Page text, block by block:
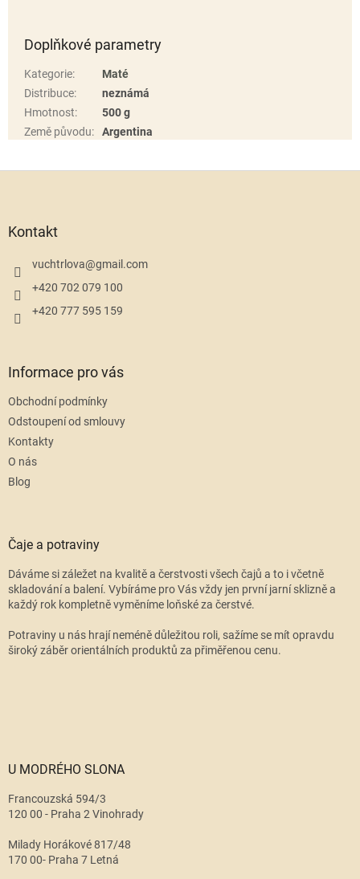
Doplňkové parametry
Kategorie:
Maté
Distribuce:
neznámá
Hmotnost:
500 g
Země původu: Argentina
Kontakt
vuchtrlova@gmail.com
+420 702 079 100
+420 777 595 159
Informace pro vás
Obchodní podmínky
Odstoupení od smlouvy
Kontakty
O nás
Blog
Čaje a potraviny
Dáváme si záležet na kvalitě a čerstvosti všech čajů a to i včetně
skladování a balení. Vybíráme pro Vás vždy jen první jarní sklizně a
každý rok kompletně vyměníme loňské za čerstvé.
Potraviny u nás hrají neméně důležitou roli, sažíme se mít opravdu
široký záběr orientálních produktů za přiměřenou cenu.
U MODRÉHO SLONA
Francouzská 594/3
120 00 - Praha 2 Vinohrady
Milady Horákové 817/48
170 00- Praha 7 Letná